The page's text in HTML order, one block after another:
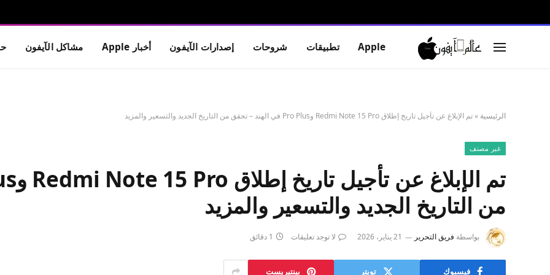
Apple تطبيقات شروحات إصدارات الآيفون أخبار Apple مشاكل الآيفون
الرئيسية »تم الإبلاغ عن تأجيل تاريخ إطلاق Redmi Note 15 Pro وPro Plus في الهند – تحقق من التاريخ الجديد والتسعير والمزيد
غير مصنف
من التاريخ الجديد والتسعير والمزيد
بواسطة فريق التحرير 21 يناير، 2026 لا توجد تعليقات 1 دقائق
فيسبوك تويتر بينتيريست